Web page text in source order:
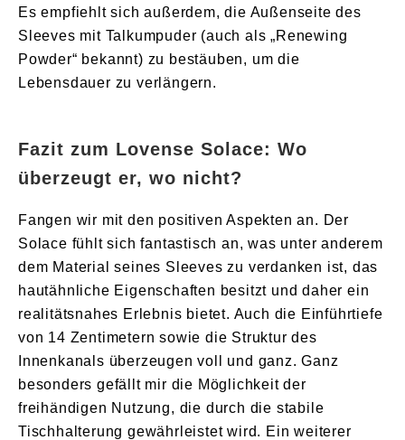
Es empfiehlt sich außerdem, die Außenseite des
Sleeves mit Talkumpuder (auch als „Renewing
Powder“ bekannt) zu bestäuben, um die
Lebensdauer zu verlängern.
Fazit zum Lovense Solace: Wo
überzeugt er, wo nicht?
Fangen wir mit den positiven Aspekten an. Der
Solace fühlt sich fantastisch an, was unter anderem
dem Material seines Sleeves zu verdanken ist, das
hautähnliche Eigenschaften besitzt und daher ein
realitätsnahes Erlebnis bietet. Auch die Einführtiefe
von 14 Zentimetern sowie die Struktur des
Innenkanals überzeugen voll und ganz. Ganz
besonders gefällt mir die Möglichkeit der
freihändigen Nutzung, die durch die stabile
Tischhalterung gewährleistet wird. Ein weiterer